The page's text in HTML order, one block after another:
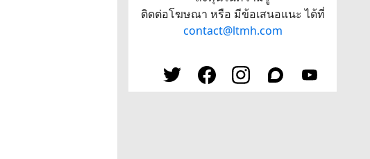
ติดต่อโฆษณา หรือ มีข้อเสนอแนะ ได้ที่
contact@ltmh.com